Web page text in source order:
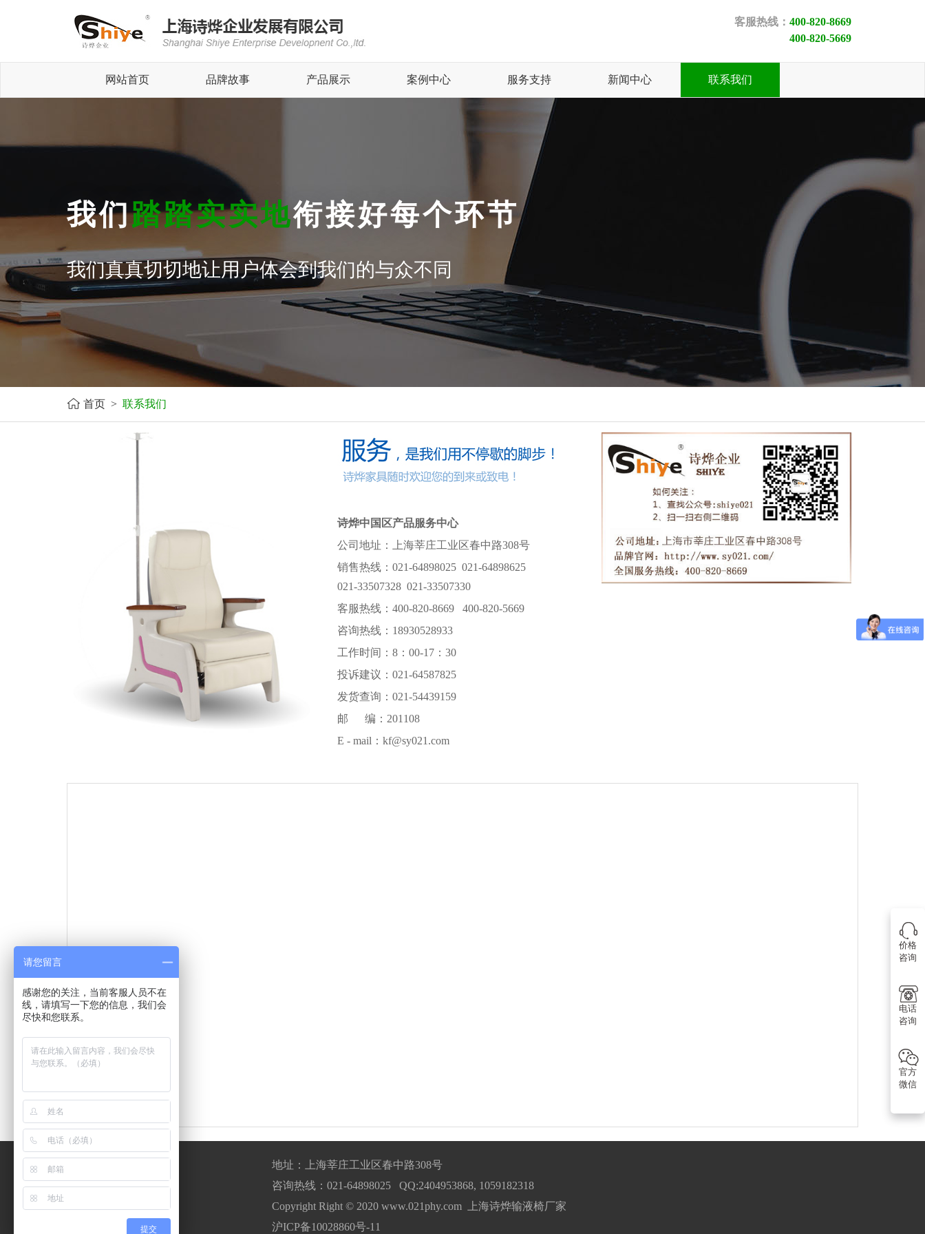
客服热线： 400-820-8669
400-820-5669
网站首页 品牌故事 产品展示 案例中心 服务支持 新闻中心 联系我们
我们踏踏实实地衔接好每个环节
我们真真切切地让用户体会到我们的与众不同
首页 > 联系我们
诗烨中国区产品服务中心
公司地址：上海莘庄工业区春中路308号
销售热线：021-64898025 021-64898625
021-33507328 021-33507330
客服热线：400-820-8669 400-820-5669
咨询热线：18930528933
工作时间：8：00-17：30
投诉建议：021-64587825
发货查询：021-54439159
邮 编：201108
E - mail：kf@sy021.com
400-820-8669
（工作日8：00~17.30）
地址：上海莘庄工业区春中路308号
咨询热线：021-64898025 QQ:2404953868, 1059182318
Copyright Right © 2020 www.021phy.com 上海诗烨输液椅厂家
沪ICP备10028860号-11
价格
咨询
电话
咨询
官方
微信
请您留言
感谢您的关注，当前客服人员不在
线，请填写一下您的信息，我们会
尽快和您联系。
提交